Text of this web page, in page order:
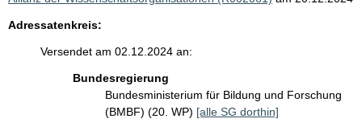
Adressatenkreis:
Versendet am 02.12.2024 an:
Bundesregierung
Bundesministerium für Bildung und Forschung
(BMBF) (20. WP) [alle SG dorthin]